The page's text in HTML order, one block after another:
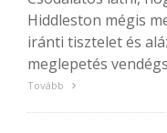
Hiddleston mégis
iránti tisztelet és
meglepetés
Tovább